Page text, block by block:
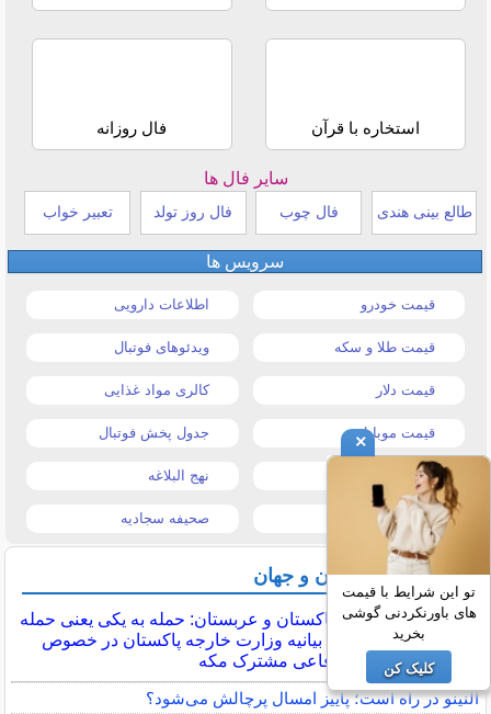
استخاره با قرآن فال روزانه
سایر فال ها
طالع بینی هندی فال چوب فال روز تولد تعبیر خواب
سرویس ها
قیمت خودرو اطلاعات دارویی
قیمت طلا و سکه ویدئوهای فوتبال
قیمت دلار کالری مواد غذایی
قیمت موبایل جدول پخش فوتبال
قیمت تبلت نهج البلاغه
تیتر روزنامه ها صحیفه سجادیه
آخرین اخبار ایران و جهان
ترکیه، پاکستان و عربستان: حمله به یکی یعنی حمله
به همه / بیانیه وزارت خارجه پاکستان در خصوص
پیمان دفاعی مشترک مکه
النینو در راه است؛ پاییز امسال پرچالش می‌شود؟
×
تو این شرایط با قیمت
های باورنکردنی گوشی
بخرید
کلیک کن